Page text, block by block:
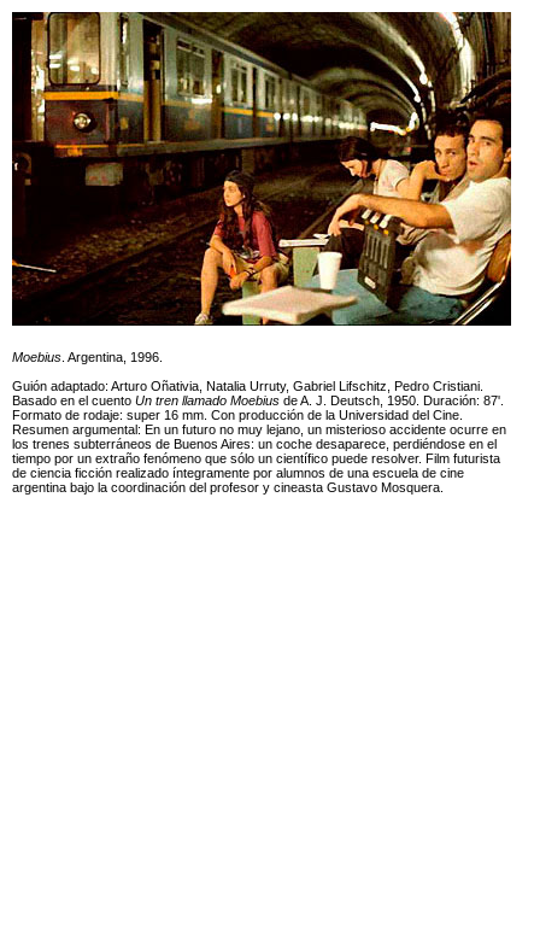
Moebius . Argentina, 1996.
Guión adaptado: Arturo Oñativia, Natalia Urruty, Gabriel Lifschitz, Pedro Cristiani.
Basado en el cuento Un tren llamado Moebius de A. J. Deutsch, 1950. Duración: 87'.
Formato de rodaje: super 16 mm. Con producción de la Universidad del Cine.
Resumen argumental: En un futuro no muy lejano, un misterioso accidente ocurre en
los trenes subterráneos de Buenos Aires: un coche desaparece, perdiéndose en el
tiempo por un extraño fenómeno que sólo un científico puede resolver. Film futurista
de ciencia ficción realizado íntegramente por alumnos de una escuela de cine
argentina bajo la coordinación del profesor y cineasta Gustavo Mosquera.